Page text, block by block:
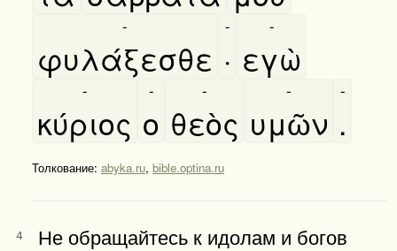
φυλάξεσθε
-
·
-
εγὼ
-
κύριος
-
ο
-
θεὸς
-
υμῶν
-
.
-
Толкование: abyka.ru, bible.optina.ru
4
Не обращайтесь к идолам и богов